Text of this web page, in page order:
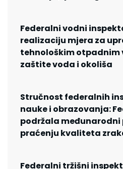
Federalni vodni
realizaciju mjera za
tehnološkim otpadnim
zaštite voda i okoliša
Stručnost federalnih
nauke i obrazovanja:
podržala međunarodni
praćenju kvaliteta
Federalni tržišni